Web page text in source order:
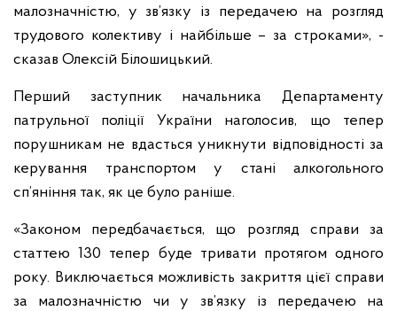
малозначністю, у зв’язку із передачею на розгляд
трудового колективу і найбільше – за строками», -
сказав Олексій Білошицький.
Перший заступник начальника Департаменту
патрульної поліції України наголосив, що тепер
порушникам не вдасться уникнути відповідності за
керування транспортом у стані алкогольного
сп’яніння так, як це було раніше.
«Законом передбачається, що розгляд справи за
статтею 130 тепер буде тривати протягом одного
року. Виключається можливість закриття цієї справи
за малозначністю чи у зв’язку із передачею на